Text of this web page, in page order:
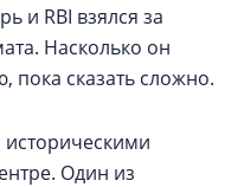
и RBI взялся за
Насколько он
пока сказать сложно.
Один из